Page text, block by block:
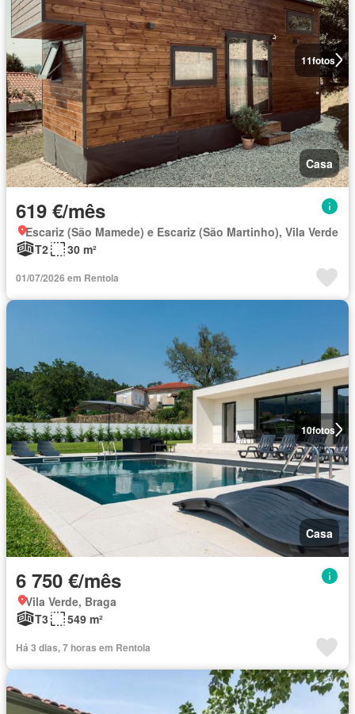
11fotos
Casa
619 €/mês
Escariz (São Mamede) e Escariz (São Martinho), Vila Verde
T2
30 m²
01/07/2026 em Rentola
10fotos
Casa
6 750 €/mês
Vila Verde, Braga
T3
549 m²
Há 3 dias, 7 horas em Rentola